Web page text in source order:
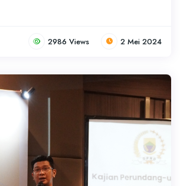
2986 Views 2 Mei 2024